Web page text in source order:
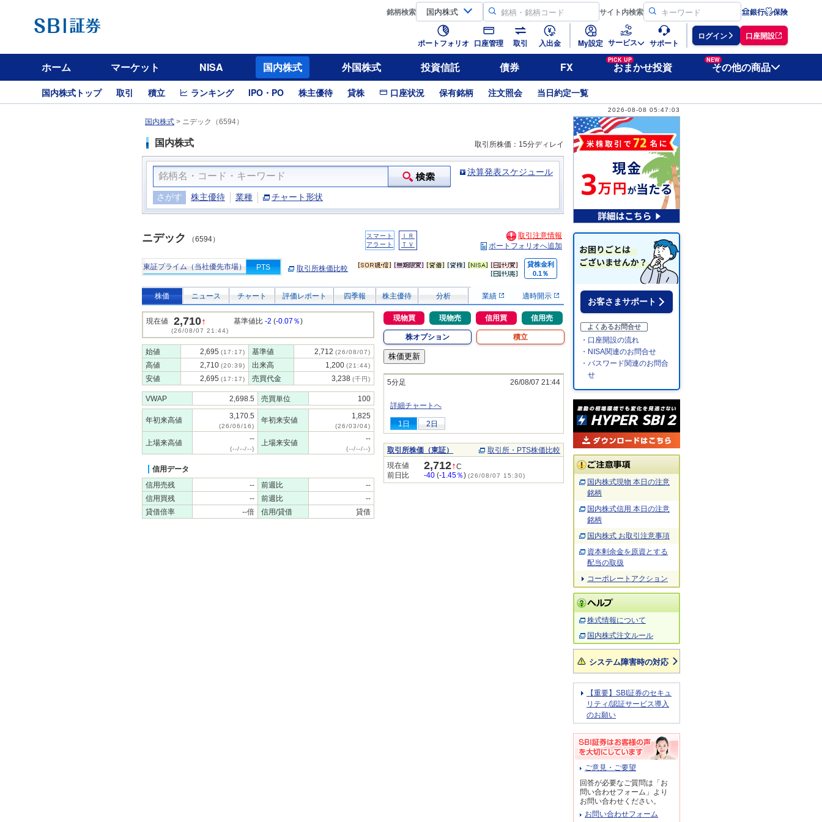
銘柄検索 サイト内検索 銀行 保険
ポートフォリオ 口座管理 取引 入出金 My設定 サービス サポート
ログイン 口座開設
ホーム マーケット NISA 国内株式 外国株式 投資信託 債券 FX
PICK UP
おまかせ投資
NEW
その他の商品
国内株式トップ 取引 積立 ランキング IPO・PO 株主優待 貸株 口座状況 保有銘柄 注文照会 当日約定一覧
2026-08-08 05:47:03
国内株式 > ニデック（6594）
国内株式 取引所株価：15分ディレイ
決算発表スケジュール
さがす 株主優待 業種 チャート形状
ニデック （6594）
スマート
アラート
ＩＲ
ＴＶ
取引注意情報
ポートフォリオへ追加
東証プライム（当社優先市場） PTS 取引所株価比較
貸株金利
0.1％
株価 ニュース チャート 評価レポート 四季報 株主優待 分析 業績 適時開示
現在値 2,710↑
(26/08/07 21:44)
基準値比 -2 (-0.07％)
始値 2,695 (17:17) 基準値 2,712 (26/08/07)
高値 2,710 (20:39) 出来高 1,200 (21:44)
安値 2,695 (17:17) 売買代金 3,238 (千円)
VWAP 2,698.5 売買単位 100
年初来高値 3,170.5
(26/06/16)
年初来安値 1,825
(26/03/04)
上場来高値 --
(--/--/--)
上場来安値 --
(--/--/--)
信用データ
信用売残
-- 前週比
--
信用買残
-- 前週比
--
貸借倍率
--倍 信用/貸借 貸借
現物買 現物売 信用買 信用売
株オプション 積立
5分足 26/08/07 21:44
詳細チャートへ
1日 2日
取引所株価（東証）
取引所・PTS株価比較
現在値
2,712↑C
前日比
-40 (-1.45％) (26/08/07 15:30)
お客さまサポート
よくあるお問合せ
・口座開設の流れ
・NISA関連のお問合せ
・パスワード関連のお問合
せ
国内株式現物 本日の注意
銘柄
国内株式信用 本日の注意
銘柄
国内株式 お取引注意事項
資本剰余金を原資とする
配当の取扱
コーポレートアクション
株式情報について
国内株式注文ルール
システム障害時の対応
【重要】SBI証券のセキュ
リティ/認証サービス導入
のお願い
ご意見・ご要望
回答が必要なご質問は「お
問い合わせフォーム」より
お問い合わせください。
お問い合わせフォーム